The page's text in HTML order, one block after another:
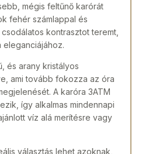
mégis feltűnő karórát
fehér számlappal és
kontrasztot teremt,
eleganciájához.
és arany kristályos
ami tovább fokozza az óra
A karóra 3ATM
így alkalmas mindennapi
víz alá merítésre vagy
választás lehet azoknak,